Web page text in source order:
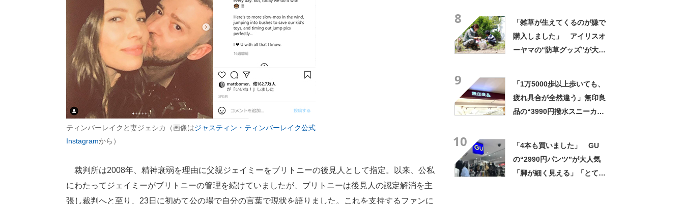
ティンバーレイクと妻ジェシカ（画像はジャスティン・ティンバーレイク公式
Instagramから）
裁判所は2008年、精神衰弱を理由に父親ジェイミーをブリトニーの後見人として指定。以来、公私
にわたってジェイミーがブリトニーの管理を続けていましたが、ブリトニーは後見人の認定解消を主
張し裁判へと至り、23日に初めて公の場で自分の言葉で現状を語りました。これを支持するファンに
8
「雑草が生えてくるのが嫌で
購入しました」 アイリスオ
ーヤマの“防草グッズ”が大人
9
「1万5000歩以上歩いても、
疲れ具合が全然違う」無印良
品の“3990円撥水スニーカ
10
「4本も買いました」 GU
の“2990円パンツ”が大人気
「脚が細く見える」「とても